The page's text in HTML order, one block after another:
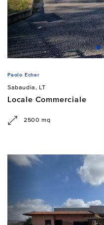
Paolo Echer
Sabaudia, LT
Locale Commerciale
2500 mq